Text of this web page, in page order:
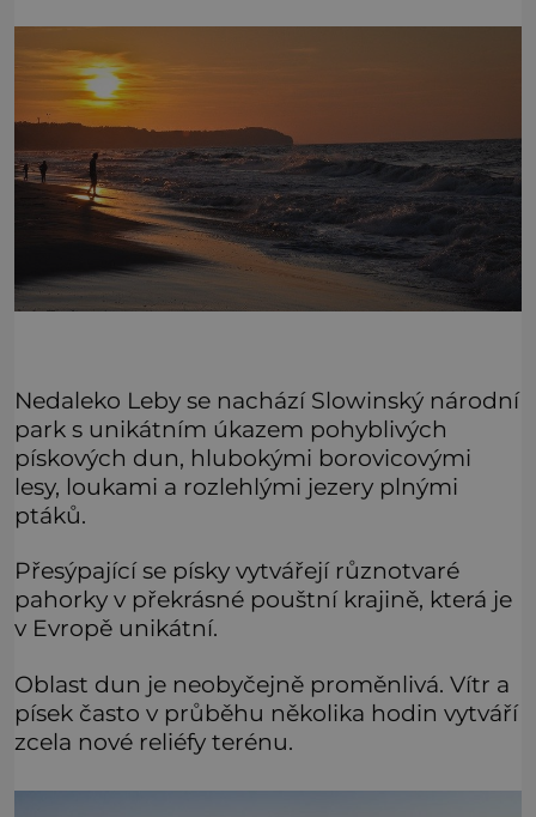
Nedaleko Leby se nachází Slowinský národní
park s unikátním úkazem pohyblivých
pískových dun, hlubokými borovicovými
lesy, loukami a rozlehlými jezery plnými
ptáků.
Přesýpající se písky vytvářejí různotvaré
pahorky v překrásné pouštní krajině, která je
v Evropě unikátní.
Oblast dun je neobyčejně proměnlivá. Vítr a
písek často v průběhu několika hodin vytváří
zcela nové reliéfy terénu.